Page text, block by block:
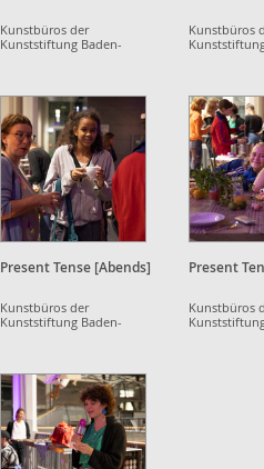
Kunstbüros der
Kunststiftung Baden-
Kunstbüros
Present Tense [Abends]
Kunstbüros der
Kunststiftung Baden-
Present
Kunstbüros